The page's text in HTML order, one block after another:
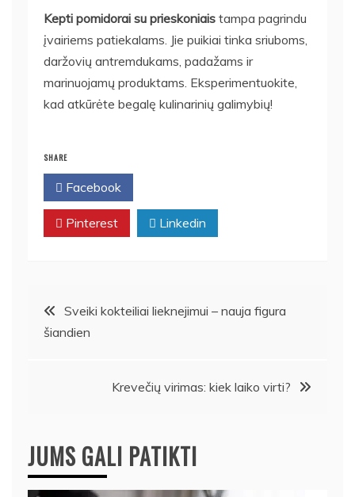
Kepti pomidorai su prieskoniais tampa pagrindu
įvairiems patiekalams. Jie puikiai tinka sriuboms,
daržovių antremdukams, padažams ir
marinuojamų produktams. Eksperimentuokite,
kad atkūrėte begalę kulinarinių galimybių!
SHARE
Facebook
Pinterest Linkedin
Navigacija
tarp
Sveiki kokteiliai lieknejimui – nauja figura
šiandien
Krevečių virimas: kiek laiko virti?
JUMS GALI PATIKTI